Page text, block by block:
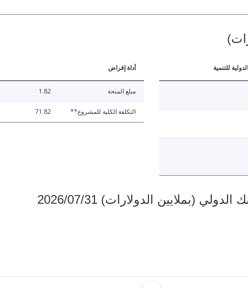
للتنمية أداة إقراض
مبلغ المنحة 1.82
التكلفة الكلية للمشروع** 71.82
(بملايين الدولارات) 2026/07/31